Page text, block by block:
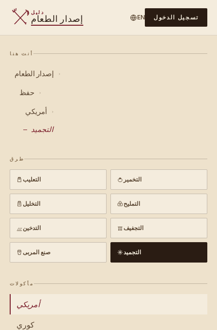
دليل
إصدار الطعام EN تسجيل الدخول
أنت هنا
إصدار الطعام ›
حفظ ›
أمريكي ›
التجميد
طرق
التعليب التخمير
التخليل التمليح
التدخين التجفيف
صنع المربى التجميد
مأكولات
أمريكي
كوري